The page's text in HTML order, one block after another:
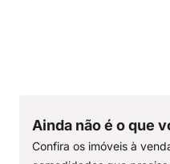
Ainda não é o que
Confira os imóveis à